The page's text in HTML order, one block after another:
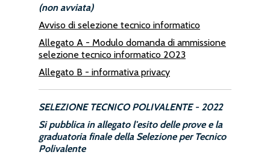
(non avviata)
Avviso di selezione tecnico informatico
Allegato A - Modulo domanda di ammissione
selezione tecnico informatico 2023
Allegato B - informativa privacy
SELEZIONE TECNICO POLIVALENTE - 2022
Si pubblica in allegato l'esito delle prove e la
graduatoria finale della Selezione per Tecnico
Polivalente